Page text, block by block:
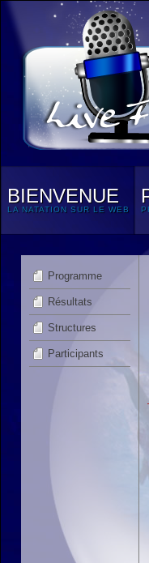
BIENVENUE
LA NATATION SUR LE WEB
Programme
Résultats
Structures
Participants